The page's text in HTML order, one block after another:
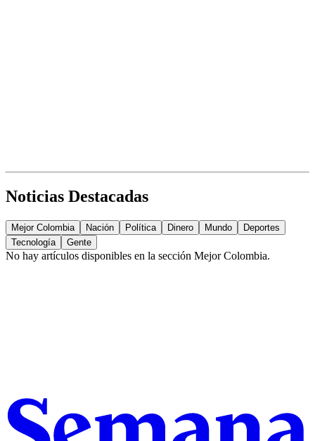
Noticias Destacadas
Mejor Colombia Nación Política Dinero Mundo
Deportes
Tecnología
Gente
No hay artículos disponibles en la sección Mejor Colombia.